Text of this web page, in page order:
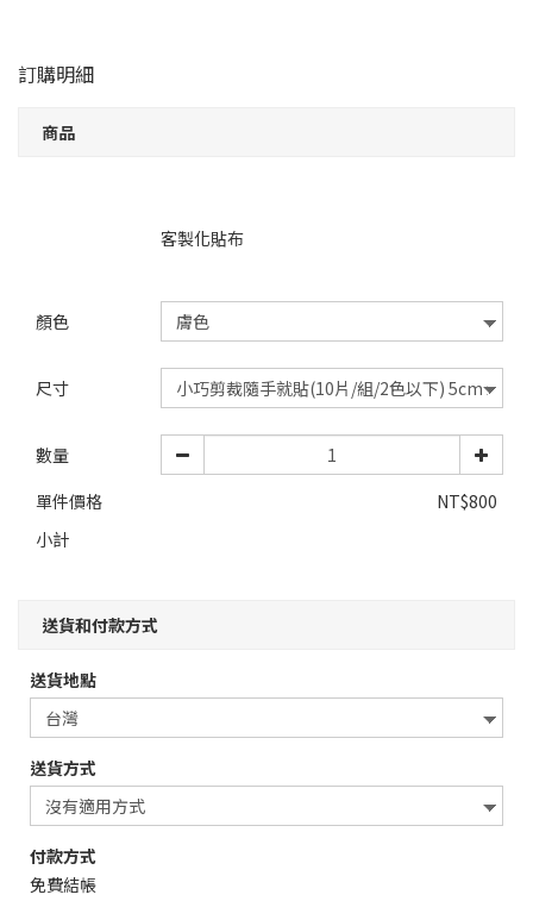
訂購明細
商品
客製化貼布
顏色
尺寸
數量
單件價格
NT$800
小計
送貨和付款方式
送貨地點
送貨方式
付款方式
免費結帳